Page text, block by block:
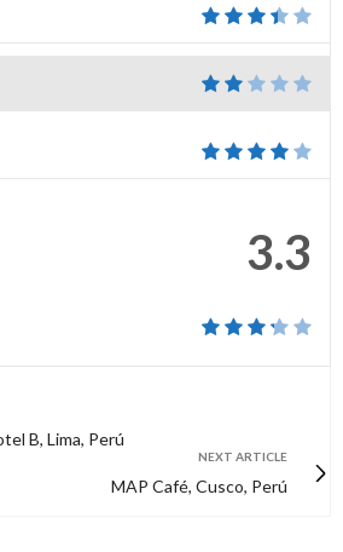
3.3
B, Lima, Perú
NEXT ARTICLE
MAP Café, Cusco, Perú